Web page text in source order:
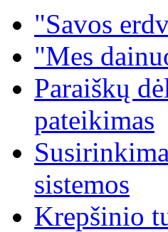
"Savos
"Mes
Paraiškų
pateikimas
sistemos
Krepšinio